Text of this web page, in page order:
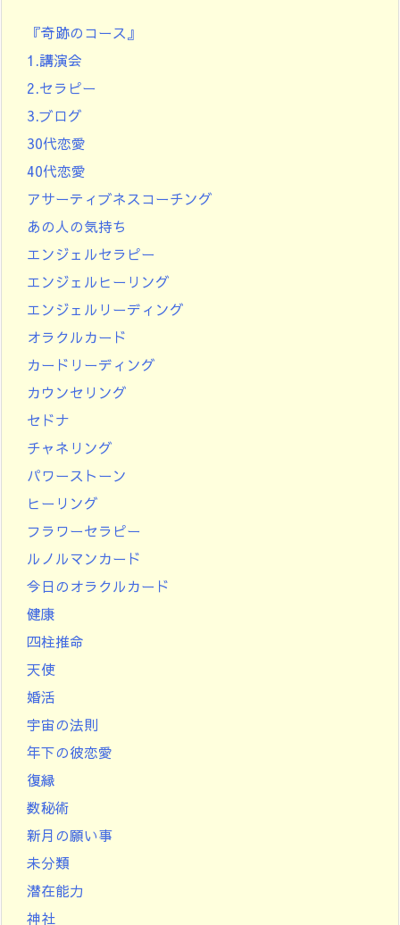
『奇跡のコース』
1.講演会
2.セラピー
3.ブログ
30代恋愛
40代恋愛
アサーティブネスコーチング
あの人の気持ち
エンジェルセラピー
エンジェルヒーリング
エンジェルリーディング
オラクルカード
カードリーディング
カウンセリング
セドナ
チャネリング
パワーストーン
ヒーリング
フラワーセラピー
ルノルマンカード
今日のオラクルカード
健康
四柱推命
天使
婚活
宇宙の法則
年下の彼恋愛
復縁
数秘術
新月の願い事
未分類
潜在能力
神社